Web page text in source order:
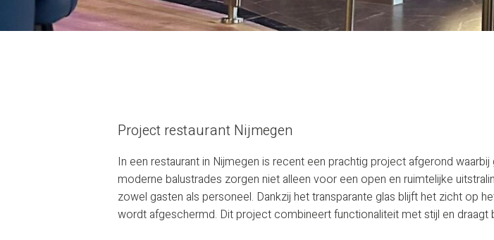
Project restaurant Nijmegen
In een restaurant in Nijmegen is recent een prachtig project afgerond
moderne balustrades zorgen niet alleen voor een open en ruimtelijke
zowel gasten als personeel. Dankzij het transparante glas blijft het zicht op
wordt afgeschermd. Dit project combineert functionaliteit met stijl en draagt